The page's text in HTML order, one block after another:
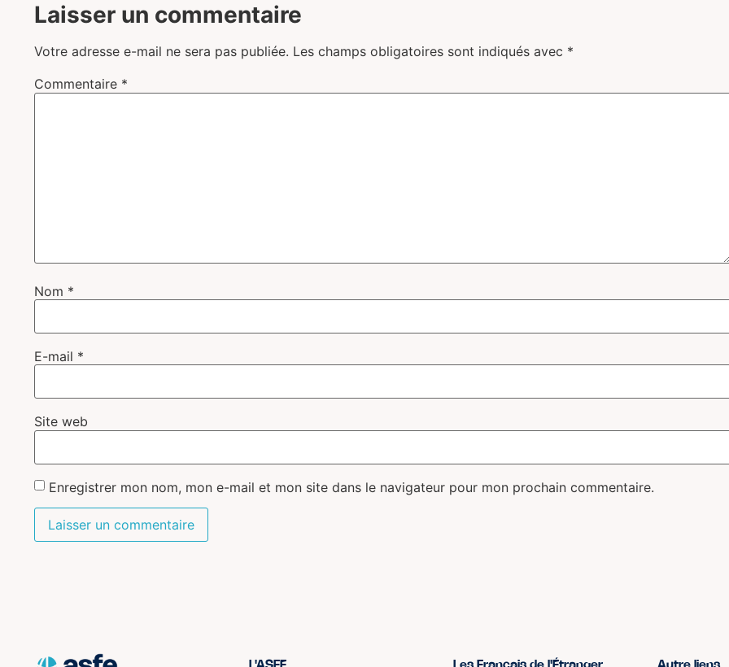
Laisser un commentaire
Votre adresse e-mail ne sera pas publiée. Les champs obligatoires sont indiqués avec *
Commentaire *
Nom *
E-mail *
Site web
Enregistrer mon nom, mon e-mail et mon site dans le navigateur pour mon prochain commentaire.